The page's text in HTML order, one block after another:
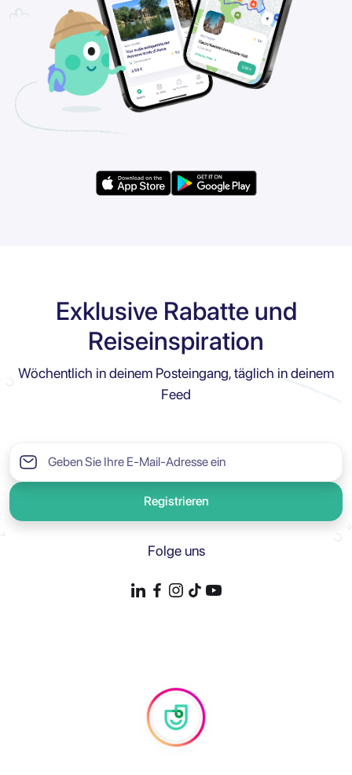
Exklusive Rabatte und
Reiseinspiration
Wöchentlich in deinem Posteingang, täglich in deinem
Feed
Registrieren
Folge uns